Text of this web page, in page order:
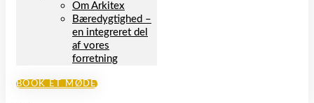
Om Arkitex
Bæredygtighed –
en integreret del
af vores
forretning
BOOK ET MØDE